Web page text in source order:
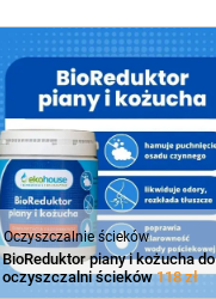
Oczyszczalnie ścieków
BioReduktor piany i kożucha do
oczyszczalni ścieków118 zł